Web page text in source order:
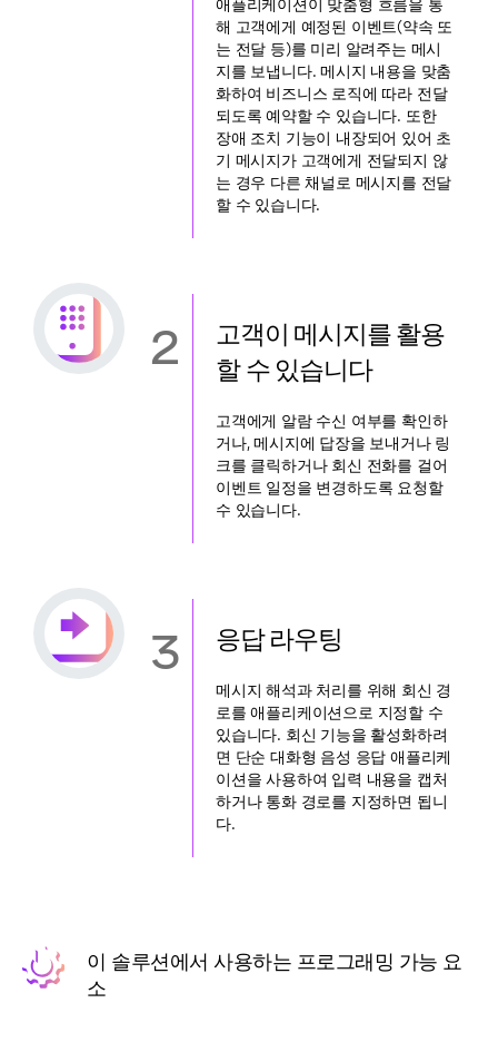
애플리케이션이 맞춤형 흐름을 통
해 고객에게 예정된 이벤트(약속 또
는 전달 등)를 미리 알려주는 메시
지를 보냅니다. 메시지 내용을 맞춤
화하여 비즈니스 로직에 따라 전달
되도록 예약할 수 있습니다. 또한
장애 조치 기능이 내장되어 있어 초
기 메시지가 고객에게 전달되지 않
는 경우 다른 채널로 메시지를 전달
할 수 있습니다.
2
고객이 메시지를 활용
할 수 있습니다
고객에게 알람 수신 여부를 확인하
거나, 메시지에 답장을 보내거나 링
크를 클릭하거나 회신 전화를 걸어
이벤트 일정을 변경하도록 요청할
수 있습니다.
3 응답 라우팅
메시지 해석과 처리를 위해 회신 경
로를 애플리케이션으로 지정할 수
있습니다. 회신 기능을 활성화하려
면 단순 대화형 음성 응답 애플리케
이션을 사용하여 입력 내용을 캡처
하거나 통화 경로를 지정하면 됩니
다.
이 솔루션에서 사용하는 프로그래밍 가능 요
소